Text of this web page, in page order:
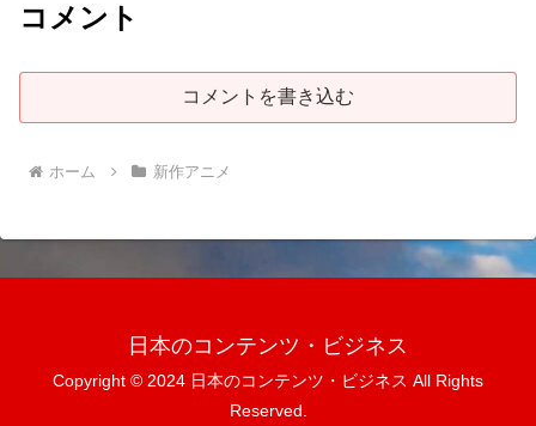
コメント
コメントを書き込む
ホーム 新作アニメ
日本のコンテンツ・ビジネス
Copyright © 2024 日本のコンテンツ・ビジネス All Rights
Reserved.